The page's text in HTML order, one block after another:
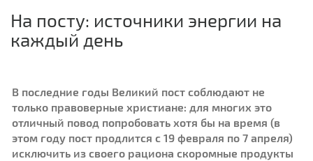
На посту: источники энергии на
каждый день
В последние годы Великий пост соблюдают не
только правоверные христиане: для многих это
отличный повод попробовать хотя бы на время (в
этом году пост продлится с 19 февраля по 7 апреля)
исключить из своего рациона скоромные продукты